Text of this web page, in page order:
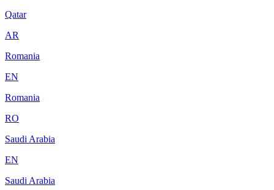
Qatar
AR
Romania
EN
Romania
RO
Saudi Arabia
EN
Saudi Arabia